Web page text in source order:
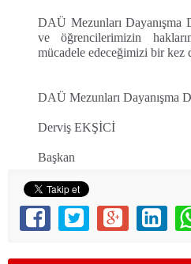
DAÜ Mezunları Dayanışma
ve öğrencilerimizin
mücadele edeceğimizi bir kez
DAÜ Mezunları Dayanışma
Derviş EKŞİCİ
Başkan